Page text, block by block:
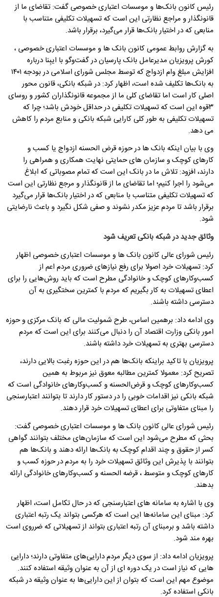
رئیس کانون بانک‌ها و موسسات اعتباری خصوصی گفت: تقاضای ما از
قانونگذار و مراجع نظارتی این است که تسهیلات تکلیفی متناسب با
منابعی که در اختیار بانک‌ها قرار می‌گیرد، برقرار باشد.
به گزارش روابط عمومی کانون بانک ها و موسسات اعتباری خصوصی ،
کورش پرویزیان مدیرعامل بانک پارسیان در گفت‌وگو با ایبِنا درباره
افزایش مبلغ وام ازدواج که توسط مجلس شورای اسلامی در بودجه ۱۴۰۱
به بانک‌ها تکلیف شده است، اظهار کرد: در شبکه بانکی، قانون محور
اصلی کار است اما تقاضای کلی ما از مجموعه قانونگذاران کشور و روسای
۳قوه این است که تسهیلات تکلیفی در حداقل خودش باشد؛ چرا که
تسهیلات تکلیفی به طور کلی کارایی شبکه بانکی و منابع مردم را کاهش
می دهد.
وی با بیان اینکه بانک ها در حوزه قرض الحسنه ازدواج یا کسب و
کارهای کوچک و سازمان های حمایتی نهایت همکاری و همراهی را
دارند، افزود: تلاش ما در بانک این است که تمام مصوباتی که ابلاغ
می‌شود را اجرا کنیم؛ اما تقاضای ما از قانونگذار و مرجع نظارتی این است
که تسهیلات تکلیفی متناسب با منابعی که در اختیار بانک‌ها قرار می‌گیرد
برقرار باشد تا مردم عزیز مکدر نشوند و صفی شکل نگیرد و باعث نارضایتی
شود.
وثائق جدید در شبکه بانکی تعریف شود
رئیس شورای عالی کانون بانک ها و موسسات اعتباری خصوصی اظهار
کرد: تسهیلات خرد اصولا برای رفع نیازهای ضروری مردم اعم از
کسب‌وکارهای کوچک و خانوادگی مطرح است که باید روش‌هایی را برای
اعطای تسهیلات به کار بگیریم که مردم با کمترین سختگیری به آن
دسترسی داشته باشند.
وی ادامه داد: برهمین اساس، طرح شمولیت مالی که بانک مرکزی و حوزه
امور بانکی وزارت اقتصاد آن را دنبال می‌کنند برای این است که مردم
دسترسی بهتری به تسهیلات خرد داشته باشند.
پرویزیان با تاکید براینکه بانک‌ها هم در این حوزه رغبت بالایی دارند،
تصریح کرد: معمولا کمترین مطالبه معوق نیز مربوط به همین
کسب‌وکارهای کوچک و قرض‌الحسنه و کسب‌وکارهای خانوادگی است که
شبکه بانکی نیز اقدامات خوبی را در دستور کار دارند تا بتوانند اعتبارسنجی
را مبنای متفاوتی برای اعطای تسهیلات خرد قرار دهند.
رئیس شورای عالی کانون بانک ها و موسسات اعتباری خصوصی گفت:
بحثی که مطرح می‌شود این است که سازمان‌های مختلف بتوانند گواهی
کسر از حقوق و چند اقدام کوچک به بانک‌ها ارائه دهند و بانک‌ها هم
بتوانند با پذیرش این وثائق تسهیلات خرد را به مردم در حوزه کسب و
کارهای کوچک و متوسط ، قرضه الحسنه و کسب‌وکارهای خانوادگی ارائه
بدهند.
وی با اشاره به سامانه های اعتبارسنجی که در حال تکامل است، اظهار
کرد: مبنای این سامانه‌ها این است که هرکسی بتواند یک رتبه اعتباری
داشته باشد و برمبنای آن رتبه اعتباری بتواند از تسهیلاتی که ضرروی است
بهره مند شود.
پرویزیان ادامه داد: از سوی دیگر مردم دارایی‌های متفاوتی دارند؛ دارایی
هایی که نیاز است در یک دوره ای از آن به عنوان وثیقه استفاده کنند.
موضوع مهم این است که بتوان از این دارایی‌ها به عنوان وثیقه در شبکه
بانکی استفاده کرد.